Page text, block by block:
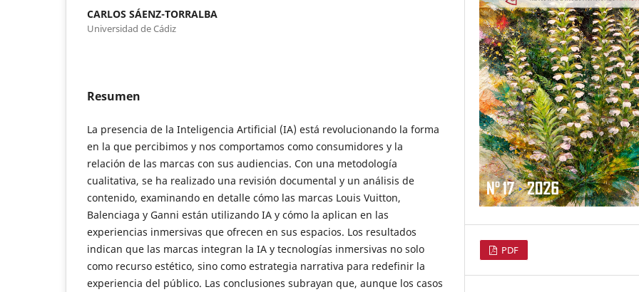
CARLOS SÁENZ-TORRALBA
Universidad de Cádiz
Resumen
La presencia de la Inteligencia Artificial (IA) está revolucionando la forma
en la que percibimos y nos comportamos como consumidores y la
relación de las marcas con sus audiencias. Con una metodología
cualitativa, se ha realizado una revisión documental y un análisis de
contenido, examinando en detalle cómo las marcas Louis Vuitton,
Balenciaga y Ganni están utilizando IA y cómo la aplican en las
experiencias inmersivas que ofrecen en sus espacios. Los resultados
indican que las marcas integran la IA y tecnologías inmersivas no solo
como recurso estético, sino como estrategia narrativa para redefinir la
experiencia del público. Las conclusiones subrayan que, aunque los casos
PDF